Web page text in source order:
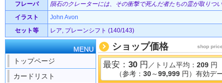
フレーバ
隕石のクレーターには、その衝撃で死んだ者たちの霊が取りつ
イラスト
John Avon
セット等
レア, プレーンシフト (140/143)
MENU
トップページ
カードリスト
ショップ価格 shop
最安： 30 円 ／トリム平均： 209 円
（参考： 30～99,999 円）有効デ